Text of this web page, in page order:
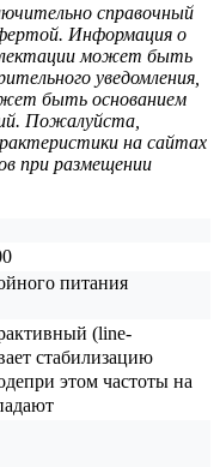
справочный
Информация о
может быть
уведомления,
быть основанием
Пожалуйста,
на сайтах
при размещении
питания
(line-
стабилизацию
этом частоты на